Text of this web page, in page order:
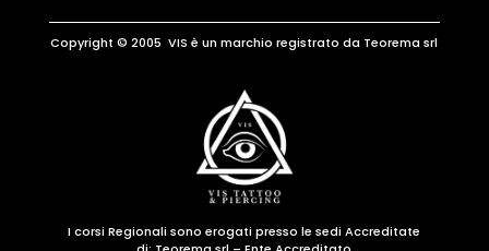
Copyright © 2005 VIS è un marchio registrato da Teorema srl
I corsi Regionali sono erogati presso le sedi Accreditate